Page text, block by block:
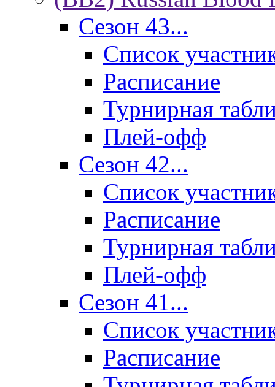
Сезон 43...
Список
Расписание
Турнирная
Плей-офф
Сезон 42...
Список
Расписание
Турнирная
Плей-офф
Сезон 41...
Список
Расписание